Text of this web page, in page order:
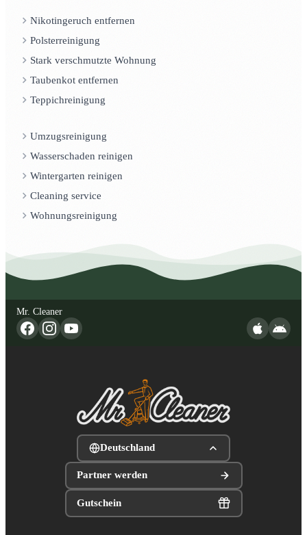
Nikotingeruch entfernen
Polsterreinigung
Stark verschmutzte Wohnung
Taubenkot entfernen
Teppichreinigung
Umzugsreinigung
Wasserschaden reinigen
Wintergarten reinigen
Cleaning service
Wohnungsreinigung
Mr. Cleaner
Deutschland
Partner werden
Gutschein